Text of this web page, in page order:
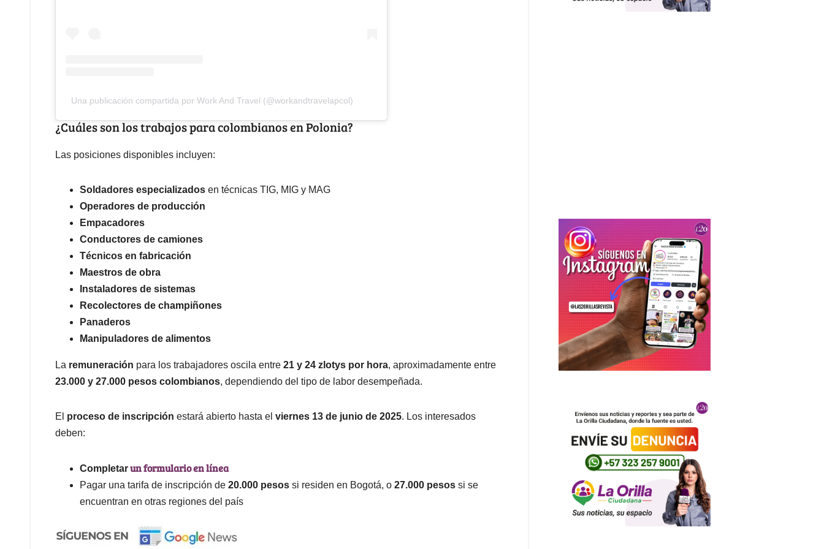
Una publicación compartida por Work And Travel (@workandtravelapcol)
¿Cuáles son los trabajos para colombianos en Polonia?
Las posiciones disponibles incluyen:
Soldadores especializados en técnicas TIG, MIG y MAG
Operadores de producción
Empacadores
Conductores de camiones
Técnicos en fabricación
Maestros de obra
Instaladores de sistemas
Recolectores de champiñones
Panaderos
Manipuladores de alimentos
La remuneración para los trabajadores oscila entre 21 y 24 zlotys por hora, aproximadamente entre
23.000 y 27.000 pesos colombianos, dependiendo del tipo de labor desempeñada.
El proceso de inscripción estará abierto hasta el viernes 13 de junio de 2025. Los interesados
deben:
Completarun formulario en línea
Pagar una tarifa de inscripción de 20.000 pesos si residen en Bogotá, o 27.000 pesos si se
encuentran en otras regiones del país